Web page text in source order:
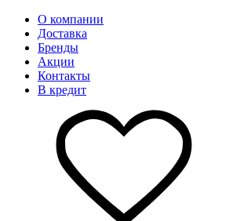
О компании
Доставка
Бренды
Акции
Контакты
В кредит